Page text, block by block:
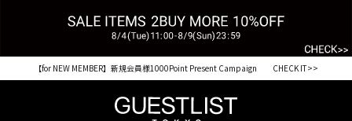
【for NEW MEMBER】新規会員様1000Point Present Campaign CHECK IT>>